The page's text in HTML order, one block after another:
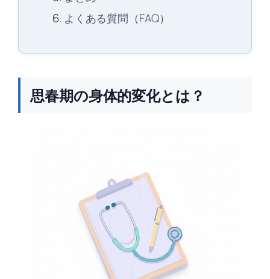
よくある質問（FAQ）
思春期の身体的変化とは？